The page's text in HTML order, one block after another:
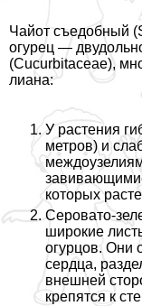
Чайот съедобный
огурец —
(Cucurbitaceae),
лиана:
У растения
метров) и
которых
Серовато-
широкие
огурцов. Они
сердца,
внешней
крепятся к